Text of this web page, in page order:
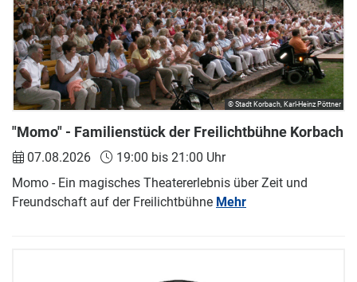
"Momo" - Familienstück der Freilichtbühne Korbach
07.08.2026
19:00 bis 21:00 Uhr
Momo - Ein magisches Theatererlebnis über Zeit und
Freundschaft auf der Freilichtbühne Mehr
© Stadt Korbach, Karl-Heinz Pöttner